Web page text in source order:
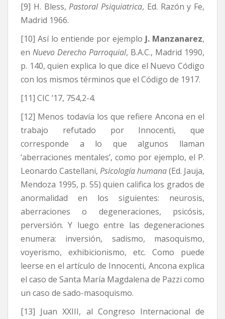
[9] H. Bless,Pastoral Psiquiatrica, Ed. Razón y Fe,
Madrid 1966.
[10] Así lo entiende por ejemplo J. Manzanarez,
en Nuevo Derecho Parroquial, B.A.C., Madrid 1990,
p. 140, quien explica lo que dice el Nuevo Código
con los mismos términos que el Código de 1917.
[11] CIC ’17, 754,2-4.
[12] Menos todavía los que refiere Ancona en el
trabajo refutado por Innocenti, que
corresponde a lo que algunos llaman
‘aberraciones mentales’, como por ejemplo, el P.
Leonardo Castellani, Psicología humana(Ed. Jauja,
Mendoza 1995, p. 55) quien califica los grados de
anormalidad en los siguientes: neurosis,
aberraciones o degeneraciones, psicósis,
perversión. Y luego entre las degeneraciones
enumera: inversión, sadismo, masoquismo,
voyerismo, exhibicionismo, etc. Como puede
leerse en el artículo de Innocenti, Ancona explica
el caso de Santa María Magdalena de Pazzi como
un caso de sado-masoquismo.
[13] Juan XXIII, al Congreso Internacional de